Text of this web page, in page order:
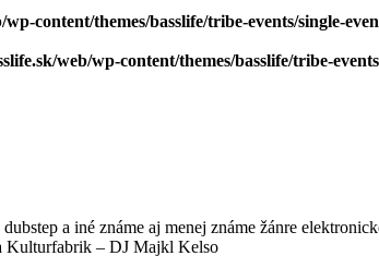
content/themes/basslife/tribe-events/single-
web/wp-content/themes/basslife/tribe-
a iné známe aj menej známe žánre
Kulturfabrik – DJ Majkl Kelso